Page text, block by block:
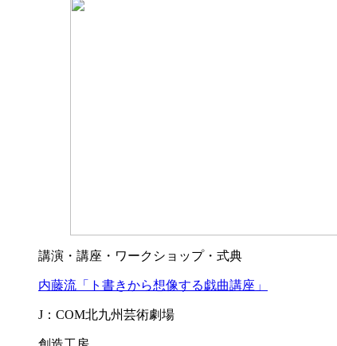
講演・講座・ワークショップ・式典
内藤流「ト書きから想像する戯曲講座」
J：COM北九州芸術劇場